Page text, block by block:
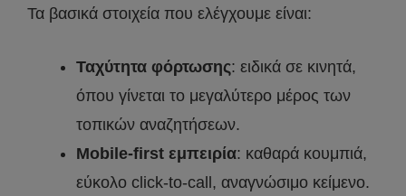
Τα βασικά στοιχεία που ελέγχουμε είναι:
Ταχύτητα φόρτωσης: ειδικά σε κινητά,
όπου γίνεται το μεγαλύτερο μέρος των
τοπικών αναζητήσεων.
Mobile-first εμπειρία: καθαρά κουμπιά,
εύκολο click-to-call, αναγνώσιμο κείμενο.